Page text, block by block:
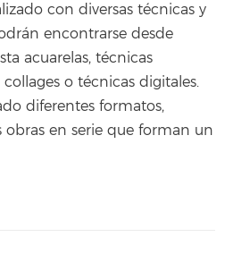
con diversas técnicas y
encontrarse desde
acuarelas, técnicas
o técnicas digitales.
diferentes formatos,
en serie que forman un